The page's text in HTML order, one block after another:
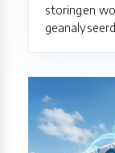
storingen